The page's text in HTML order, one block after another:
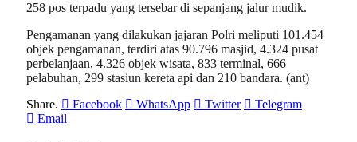
258 pos terpadu yang tersebar di sepanjang jalur mudik.
Pengamanan yang dilakukan jajaran Polri meliputi 101.454
objek pengamanan, terdiri atas 90.796 masjid, 4.324 pusat
perbelanjaan, 4.326 objek wisata, 833 terminal, 666
pelabuhan, 299 stasiun kereta api dan 210 bandara. (ant)
Share.
Facebook WhatsApp Twitter
Telegram
Email